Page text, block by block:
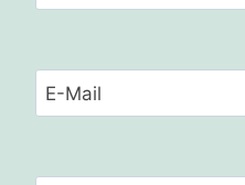
E-Mail